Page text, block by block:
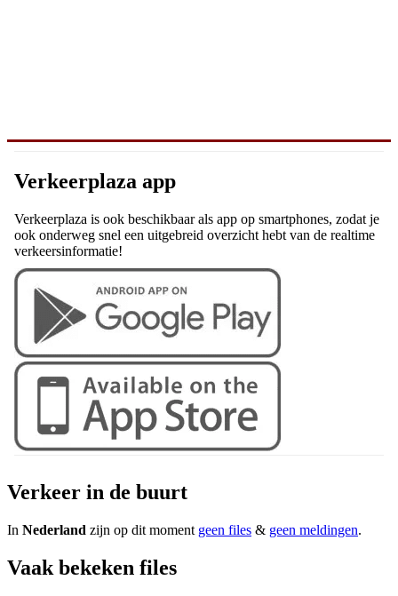
Verkeerplaza app
Verkeerplaza is ook beschikbaar als app op smartphones, zodat je
ook onderweg snel een uitgebreid overzicht hebt van de realtime
verkeersinformatie!
Verkeer in de buurt
In Nederland zijn op dit moment geen files & geen meldingen.
Vaak bekeken files